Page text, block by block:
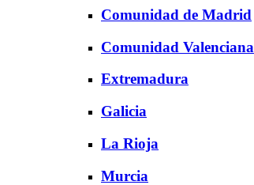
Comunidad de Madrid
Comunidad Valenciana
Extremadura
Galicia
La Rioja
Murcia